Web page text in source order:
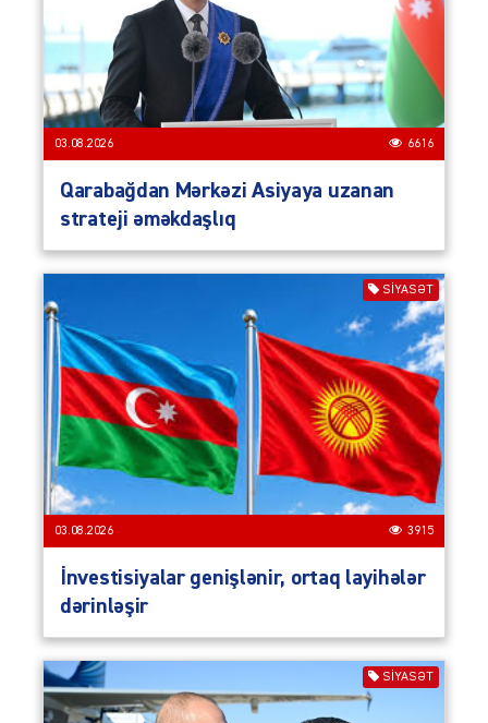
03.08.2026 6616
Qarabağdan Mərkəzi Asiyaya uzanan
strateji əməkdaşlıq
SIYASƏT
03.08.2026 3915
İnvestisiyalar genişlənir, ortaq layihələr
dərinləşir
SIYASƏT